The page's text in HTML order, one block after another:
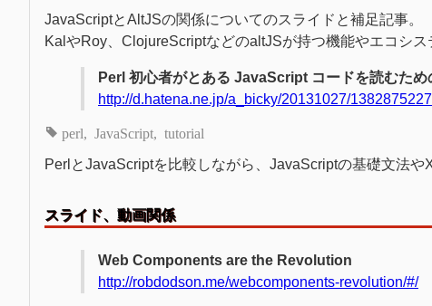
JavaScriptとAltJSの関係についてのスライドと補足記事。
KalやRoy、ClojureScriptなどのaltJSが持つ機能やエコシス
Perl 初心者がとある JavaScript コードを読むた
http://d.hatena.ne.jp/a_bicky/20131027/1382875227
perl JavaScript tutorial
PerlとJavaScriptを比較しながら、JavaScriptの基礎文法
スライド、動画関係
Web Components are the Revolution
http://robdodson.me/webcomponents-revolution/#/